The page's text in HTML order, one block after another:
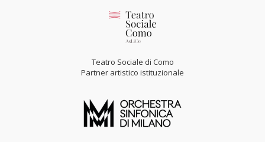
Teatro Sociale di Como
Partner artistico istituzionale